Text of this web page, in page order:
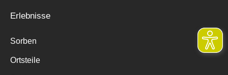
Erlebnisse
Sorben
Ortsteile